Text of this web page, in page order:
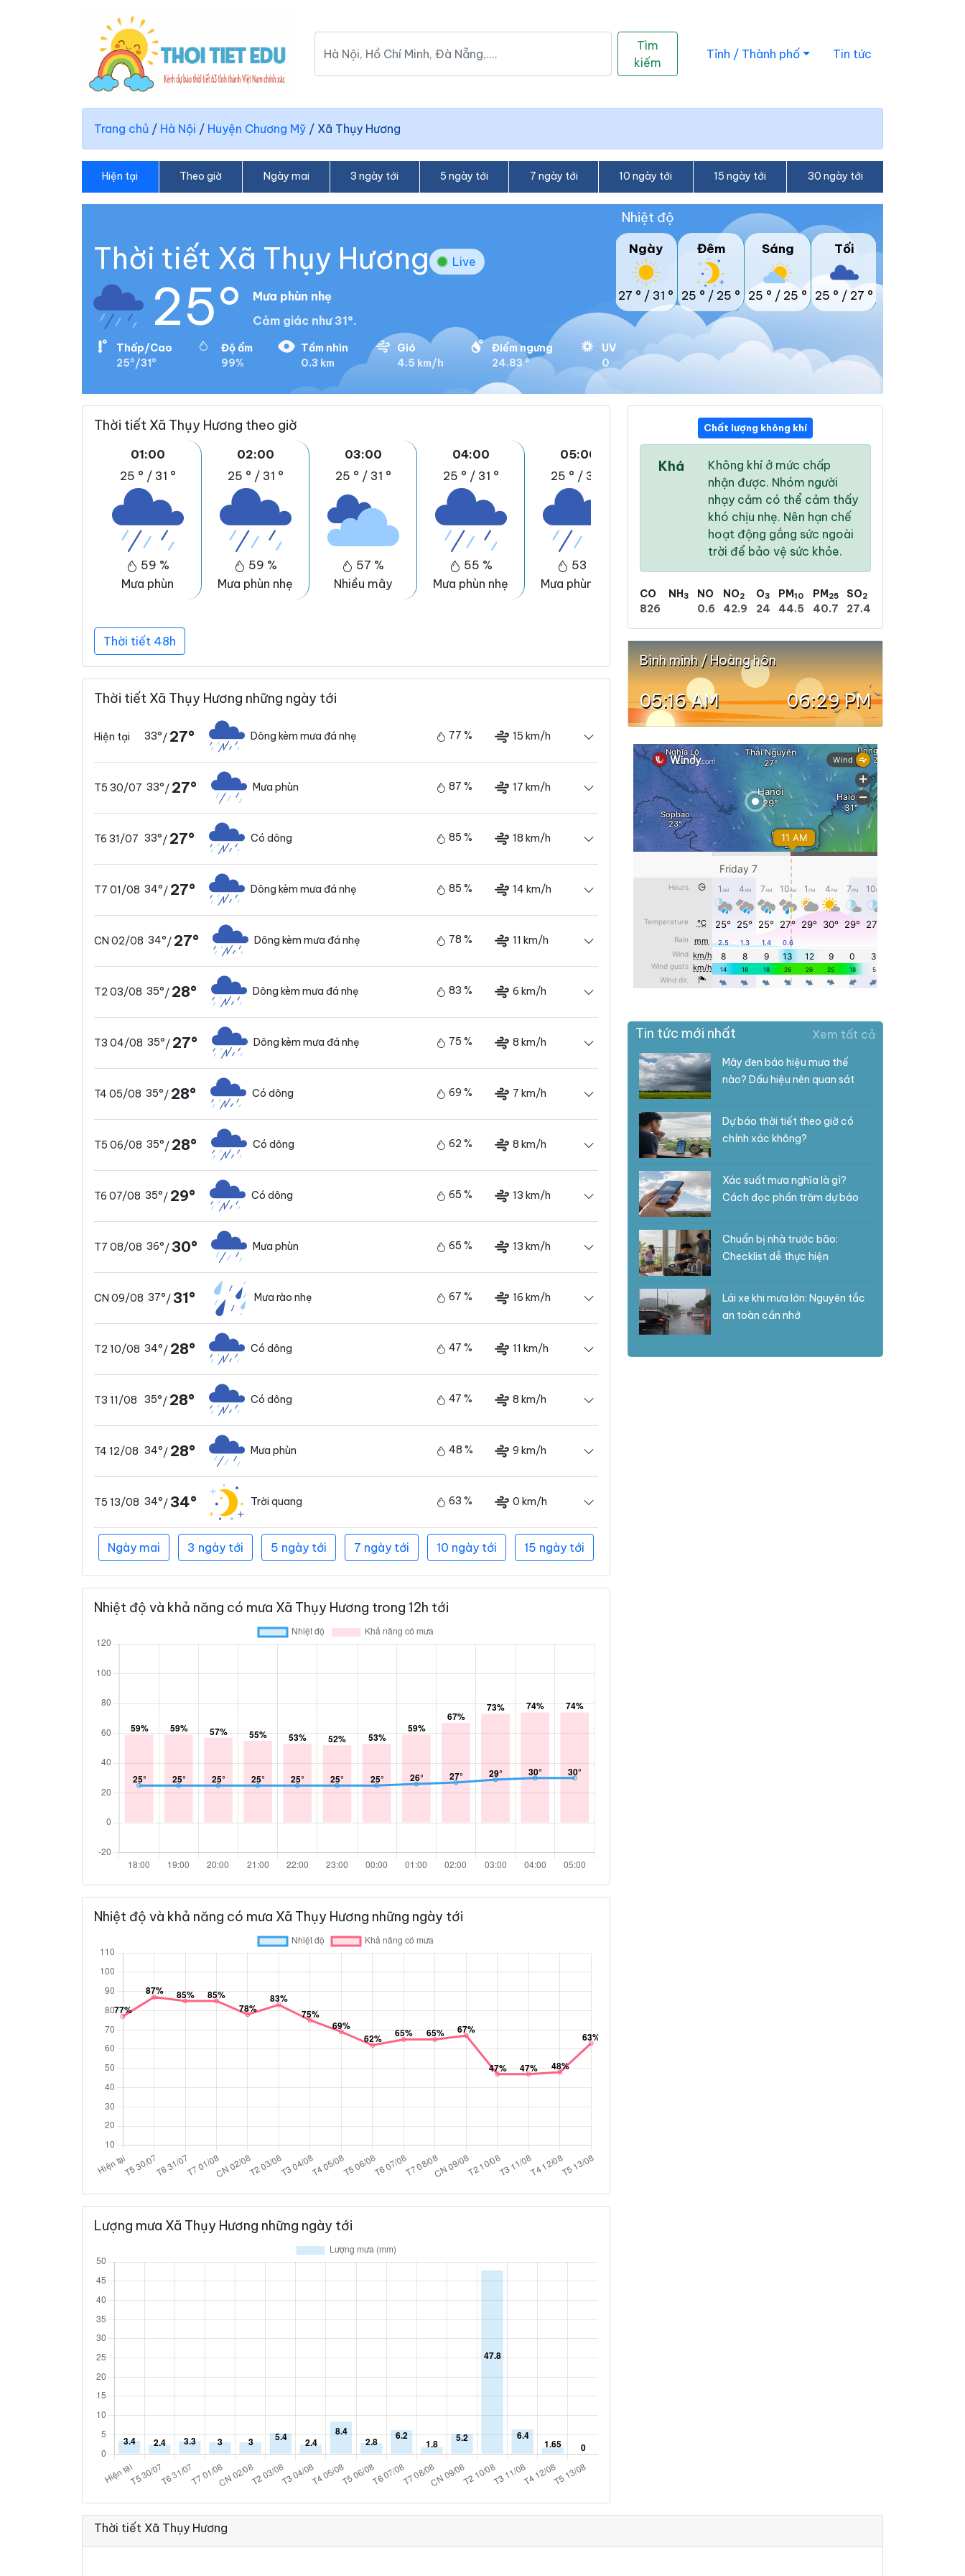
Tìm
kiếm
Tỉnh / Thành phố Tin tức
Trang chủ / Hà Nội / Huyện Chương Mỹ / Xã Thụy Hương
Hiện tại Theo giờ Ngày mai 3 ngày tới 5 ngày tới 7 ngày tới 10 ngày tới 15 ngày tới 30 ngày tới
Thời tiết Xã Thụy Hương Live
25°
Mưa phùn nhẹ
Cảm giác như 31°.
Thấp/Cao
25°/31°
Độ ẩm
99%
Tầm nhìn
0.3 km
Gió
4.5 km/h
Điểm ngưng
24.83 °
UV
0
Nhiệt độ
Ngày
27 ° / 31 °
Đêm
25 ° / 25 °
Sáng
25 ° / 25 °
Tối
25 ° / 27 °
Thời tiết Xã Thụy Hương theo giờ
01:00
25 ° / 31 °
59 %
Mưa phùn
02:00
25 ° / 31 °
59 %
Mưa phùn nhẹ
03:00
25 ° / 31 °
57 %
Nhiều mây
04:00
25 ° / 31 °
55 %
Mưa phùn nhẹ
05:00
25 ° / 31 °
53 %
Mưa phùn nhẹ
25 °/ 30 °
25 °/
Thời tiết 48h
Thời tiết Xã Thụy Hương những ngày tới
Hiện tại 33°/ 27° Dông kèm mưa đá nhẹ 77 % 15 km/h
T5 30/07 33°/ 27° Mưa phùn 87 % 17 km/h
T6 31/07 33°/ 27° Có dông 85 % 18 km/h
T7 01/08 34°/ 27° Dông kèm mưa đá nhẹ 85 % 14 km/h
CN 02/08 34°/ 27° Dông kèm mưa đá nhẹ 78 % 11 km/h
T2 03/08 35°/ 28° Dông kèm mưa đá nhẹ 83 % 6 km/h
T3 04/08 35°/ 27° Dông kèm mưa đá nhẹ 75 % 8 km/h
T4 05/08 35°/ 28° Có dông 69 % 7 km/h
T5 06/08 35°/ 28° Có dông 62 % 8 km/h
T6 07/08 35°/ 29° Có dông 65 % 13 km/h
T7 08/08 36°/30° Mưa phùn 65 % 13 km/h
CN 09/08 37°/31° Mưa rào nhẹ 67 % 16 km/h
T2 10/08 34°/ 28° Có dông 47 % 11 km/h
T3 11/08 35°/ 28° Có dông 47 % 8 km/h
T4 12/08 34°/ 28° Mưa phùn 48 % 9 km/h
T5 13/08 34°/34° Trời quang 63 % 0 km/h
Ngày mai 3 ngày tới 5 ngày tới 7 ngày tới 10 ngày tới 15 ngày tới
Nhiệt độ và khả năng có mưa Xã Thụy Hương trong 12h tới
Nhiệt độ và khả năng có mưa Xã Thụy Hương những ngày tới
Lượng mưa Xã Thụy Hương những ngày tới
Chất lượng không khí
Khá
Không khí ở mức chấp
nhận được. Nhóm người
nhạy cảm có thể cảm thấy
khó chịu nhẹ. Nên hạn chế
hoạt động gắng sức ngoài
trời để bảo vệ sức khỏe.
CO
826
NH3
NO
0.6
NO2
42.9
O3
24
PM10
44.5
PM25
40.7
SO2
27.4
Bình minh / Hoàng hôn
05:16 AM 06:29 PM
Tin tức mới nhất Xem tất cả
Mây đen báo hiệu mưa thế
nào? Dấu hiệu nên quan sát
Dự báo thời tiết theo giờ có
chính xác không?
Xác suất mưa nghĩa là gì?
Cách đọc phần trăm dự báo
Chuẩn bị nhà trước bão:
Checklist dễ thực hiện
Lái xe khi mưa lớn: Nguyên tắc
an toàn cần nhớ
Thời tiết Xã Thụy Hương